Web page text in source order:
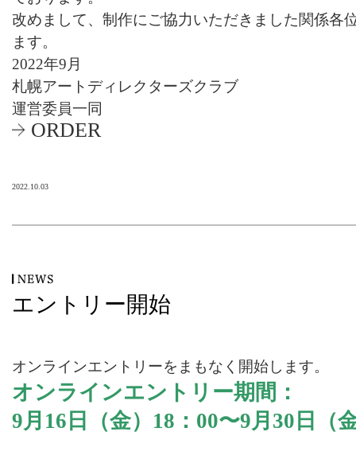
改めまして、制作にご協力いただきました関係各
ます。
2022年9月
札幌アートディレクターズクラブ
運営委員一同
ORDER
2022.10.03
エントリー開始
オンラインエントリーをまもなく開始します。
オンラインエントリー期間：
9月16日（金）18：00〜9月30日（